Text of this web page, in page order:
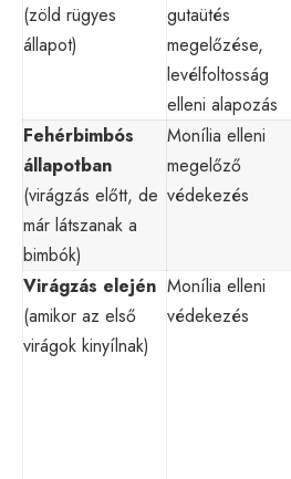
(zöld rügyes
állapot)
gutaütés
megelőzése,
levélfoltosság
elleni alapozás
Fehérbimbós
állapotban
(virágzás előtt, de
már látszanak a
bimbók)
Monília elleni
megelőző
védekezés
Virágzás elején
(amikor az első
virágok kinyílnak)
Monília elleni
védekezés